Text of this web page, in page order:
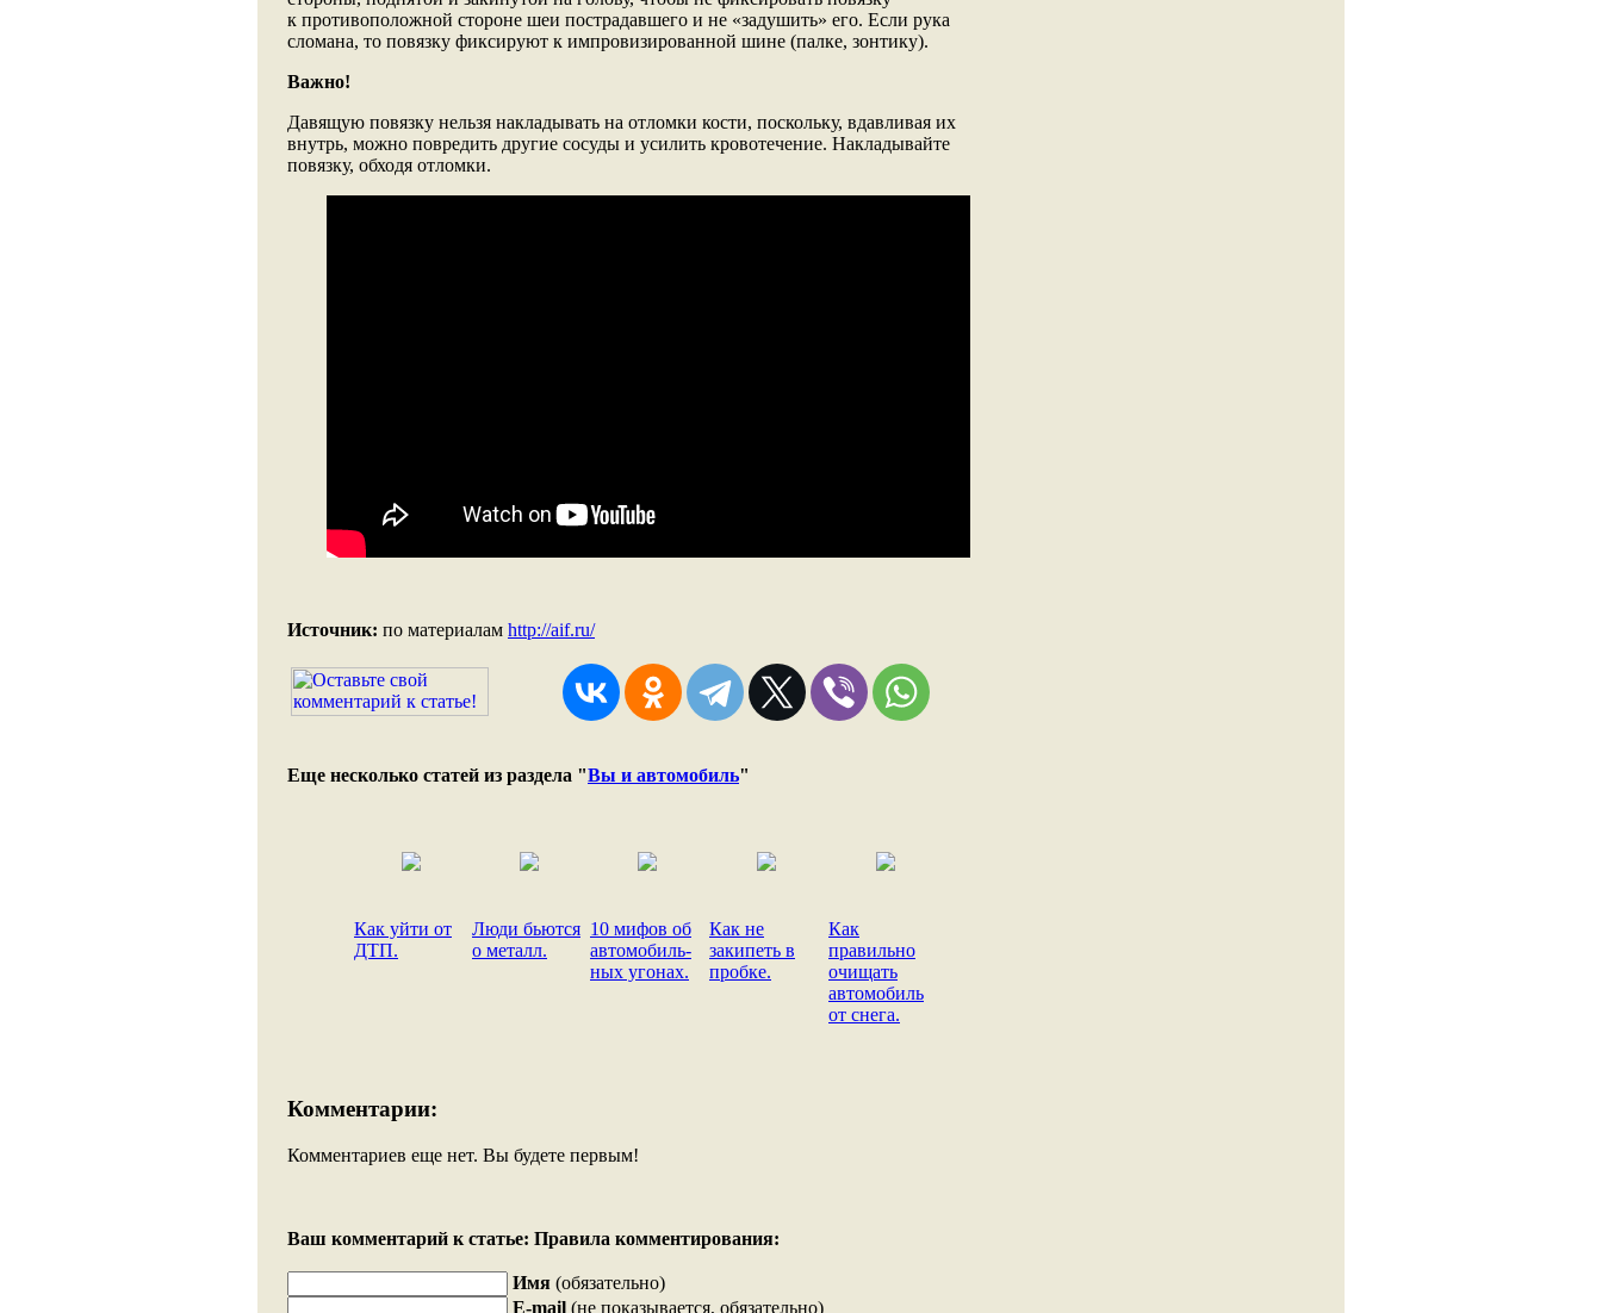
к противоположной стороне шеи пострадавшего и не «задушить» его. Если рука
сломана, то повязку фиксируют к импровизированной шине (палке, зонтику).
Важно!
Давящую повязку нельзя накладывать на отломки кости, поскольку, вдавливая их
внутрь, можно повредить другие сосуды и усилить кровотечение. Накладывайте
повязку, обходя отломки.
Источник: по материалам http://aif.ru/
Еще несколько статей из раздела "Вы и автомобиль"
Как уйти от
ДТП.
Люди бьются
о металл.
10 мифов об
автомобиль-
ных угонах.
Как не
закипеть в
пробке.
Как
правильно
очищать
автомобиль
от снега.
Комментарии:
Комментариев еще нет. Вы будете первым!
Ваш комментарий к статье: Правила комментирования:
Имя (обязательно)
E-mail (не показывается, обязательно)